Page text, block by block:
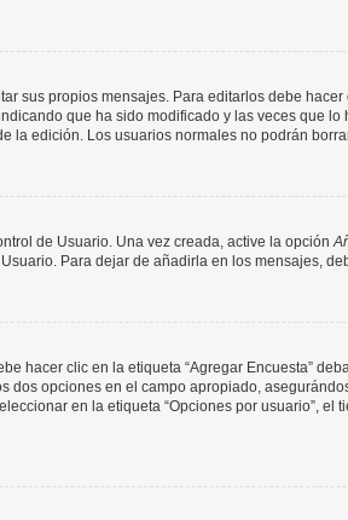
sus propios mensajes. Para editarlos debe hacer
que ha sido modificado y las veces que
la edición. Los usuarios normales no podrán
de Usuario. Una vez creada, active la opción
Para dejar de añadirla en los mensajes,
hacer clic en la etiqueta “Agregar Encuesta”
dos opciones en el campo apropiado,
en la etiqueta “Opciones por usuario”,